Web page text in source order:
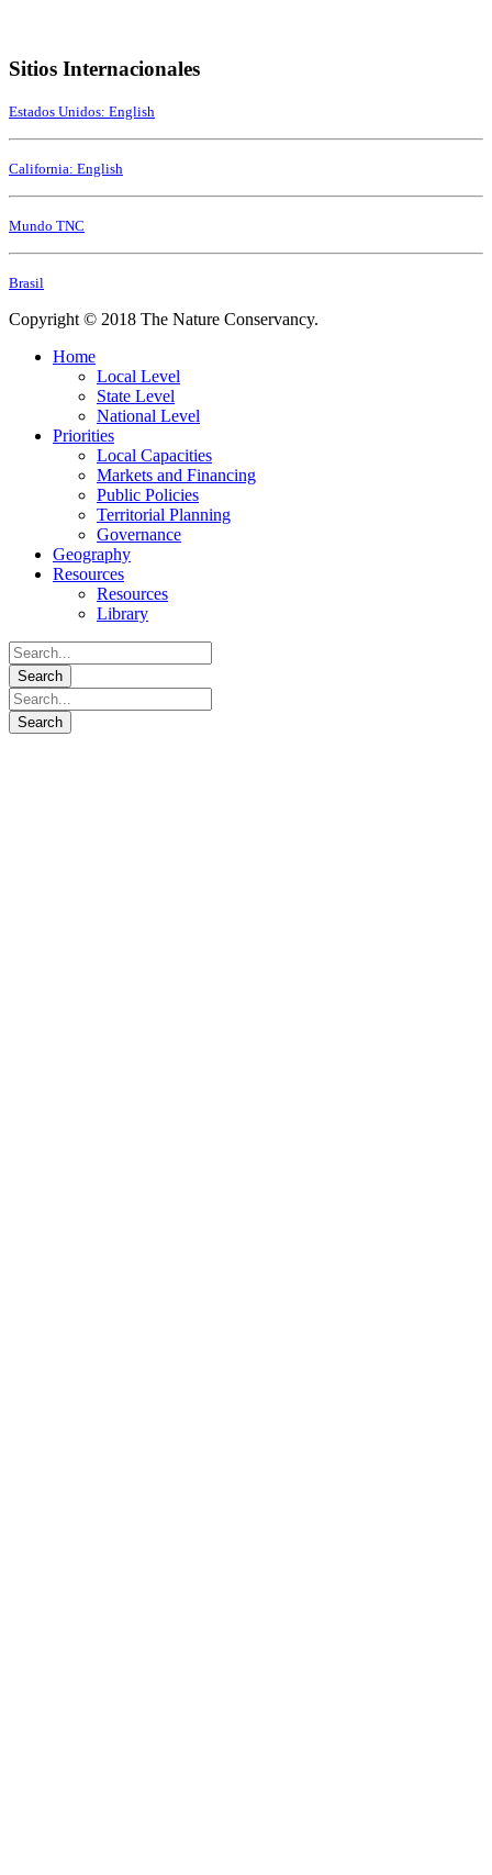
Sitios Internacionales
Estados Unidos: English
California: English
Mundo TNC
Brasil
Copyright © 2018 The Nature Conservancy.
Home
Local Level
State Level
National Level
Priorities
Local Capacities
Markets and Financing
Public Policies
Territorial Planning
Governance
Geography
Resources
Resources
Library